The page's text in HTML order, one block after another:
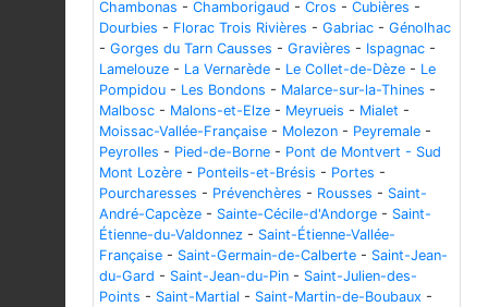
Chambonas - Chamborigaud - Cros - Cubières -
Dourbies - Florac Trois Rivières - Gabriac - Génolhac
- Gorges du Tarn Causses - Gravières - Ispagnac -
Lamelouze - La Vernarède - Le Collet-de-Dèze - Le
Pompidou - Les Bondons - Malarce-sur-la-Thines -
Malbosc - Malons-et-Elze - Meyrueis - Mialet -
Moissac-Vallée-Française - Molezon - Peyremale -
Peyrolles - Pied-de-Borne - Pont de Montvert - Sud
Mont Lozère - Ponteils-et-Brésis - Portes -
Pourcharesses - Prévenchères - Rousses - Saint-
André-Capcèze - Sainte-Cécile-d'Andorge - Saint-
Étienne-du-Valdonnez - Saint-Étienne-Vallée-
Française - Saint-Germain-de-Calberte - Saint-Jean-
du-Gard - Saint-Jean-du-Pin - Saint-Julien-des-
Points - Saint-Martial - Saint-Martin-de-Boubaux -